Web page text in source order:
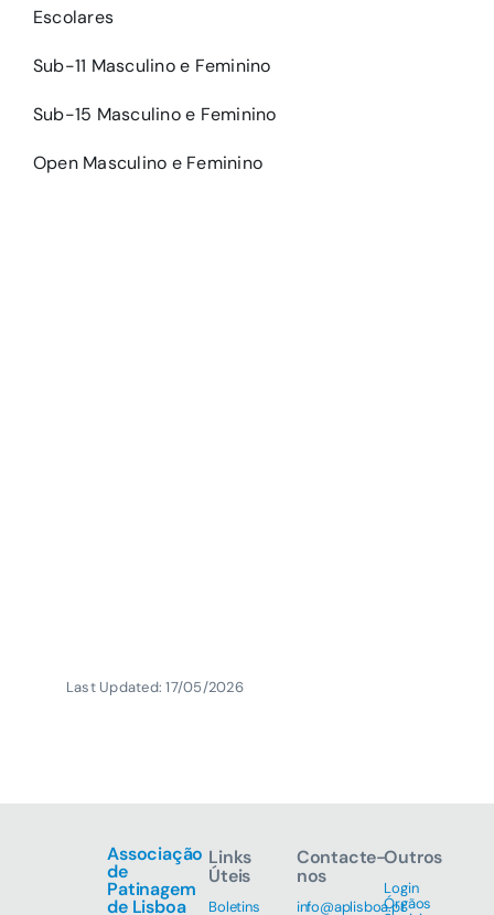
Escolares
Sub-11 Masculino e Feminino
Sub-15 Masculino e Feminino
Open Masculino e Feminino
Last Updated: 17/05/2026
Associação
de
Patinagem
de Lisboa
Links
Úteis
Boletins
Contacte-
nos
info@aplisboa.pt
Outros
Login
Órgãos